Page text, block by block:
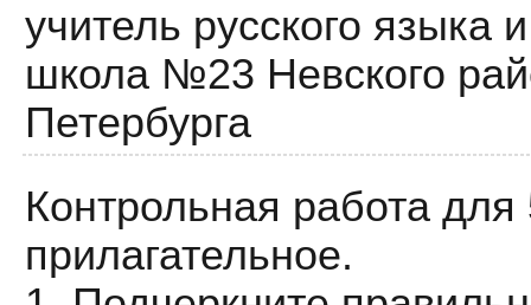
учитель русского языка
школа №23 Невского
Петербурга
Контрольная работа
прилагательное.